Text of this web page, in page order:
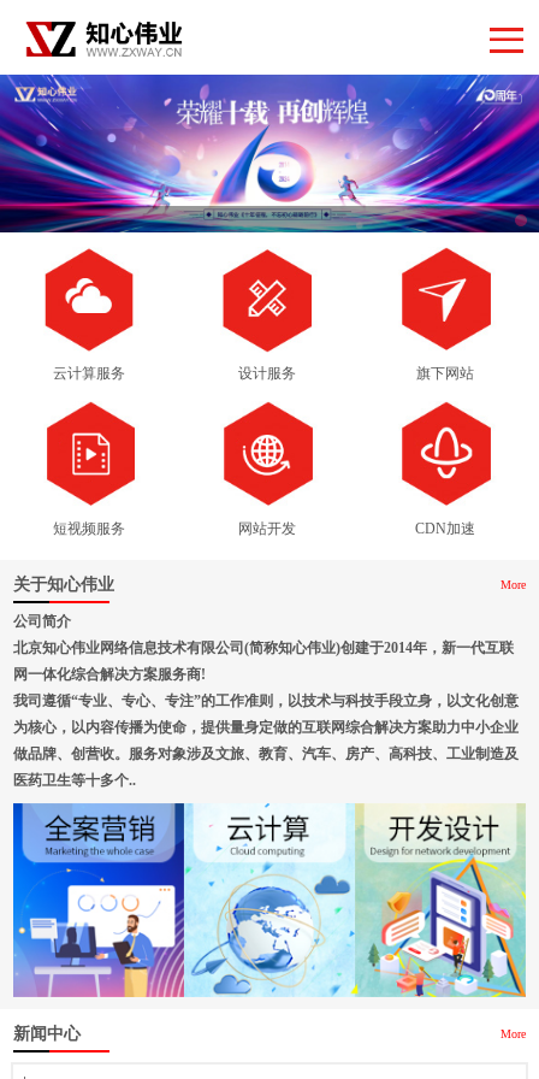
云计算服务 设计服务 旗下网站
短视频服务 网站开发 CDN加速
关于知心伟业 More
公司简介
北京知心伟业网络信息技术有限公司(简称知心伟业)创建于2014年，新一代互联
网一体化综合解决方案服务商!
我司遵循“专业、专心、专注”的工作准则，以技术与科技手段立身，以文化创意
为核心，以内容传播为使命，提供量身定做的互联网综合解决方案助力中小企业
做品牌、创营收。服务对象涉及文旅、教育、汽车、房产、高科技、工业制造及
医药卫生等十多个..
新闻中心 More